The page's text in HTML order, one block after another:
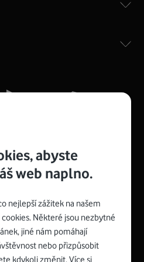
Kompaktní rozměry 21
22 x 7,5 cm (včetně stojánku)
Vodafonem
abyste
web naplno.
nejlepší zážitek na našem
Některé jsou nezbytné
jiné nám pomáhají
nebo přizpůsobit
kdykoli změnit. Více si